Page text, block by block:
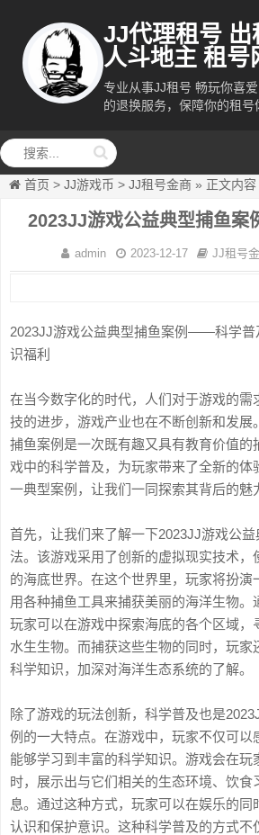
JJ代理租号 出
人斗地主 租号
专业从事JJ租号 畅玩你喜
的退换服务，保障你的租号
首页 > JJ游戏币 > JJ租号金商 » 正文内容
2023JJ游戏公益典型捕鱼
admin 2023-12-17 JJ租号
2023JJ游戏公益典型捕鱼案例——科学普
识福利
在当今数字化的时代，人们对于游戏的需
技的进步，游戏产业也在不断创新和发展
捕鱼案例是一次既有趣又具有教育价值的
戏中的科学普及，为玩家带来了全新的体
一典型案例，让我们一同探索其背后的魅
首先，让我们来了解一下2023JJ游戏公
法。该游戏采用了创新的虚拟现实技术，
的海底世界。在这个世界里，玩家将扮演
用各种捕鱼工具来捕获美丽的海洋生物。
玩家可以在游戏中探索海底的各个区域，
水生生物。而捕获这些生物的同时，玩家
科学知识，加深对海洋生态系统的了解。
除了游戏的玩法创新，科学普及也是
例的一大特点。在游戏中，玩家不仅可以
能够学习到丰富的科学知识。游戏会在玩
时，展示出与它们相关的生态环境、饮食
息。通过这种方式，玩家可以在娱乐的同
认识和保护意识。这种科学普及的方式不